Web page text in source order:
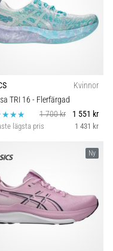
Kvinnor
TRI 16 - Flerfärgad
1 700 kr
1 551 kr
lägsta pris 1 431 kr
Ny